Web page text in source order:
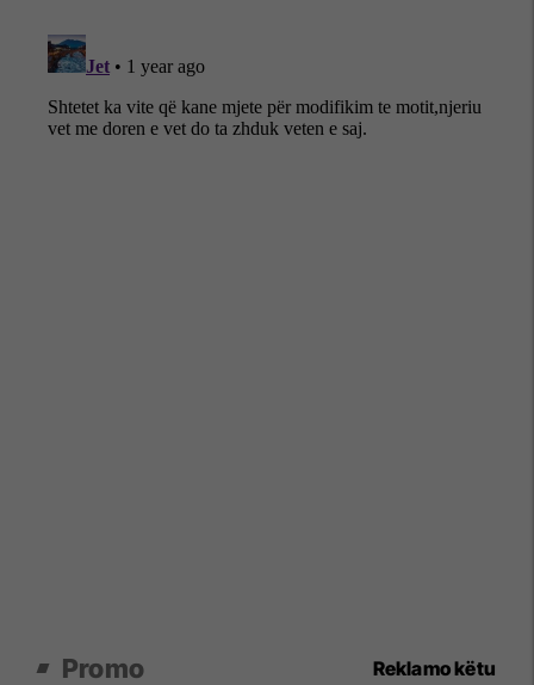
Promo Reklamo këtu